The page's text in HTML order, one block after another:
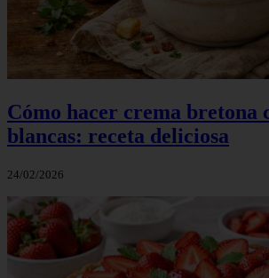
Cómo hacer crema bretona
blancas: receta deliciosa
24/02/2026